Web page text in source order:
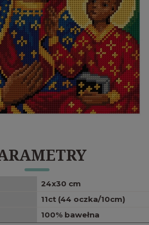
24x30 cm
11ct (44 oczka/10cm)
100% bawełna